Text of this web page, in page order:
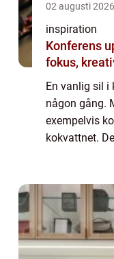
02 augusti 2026
inspiration
Konferens uppsala
fokus,
En vanlig sil i
någon gång.
exempelvis
kokvattnet.